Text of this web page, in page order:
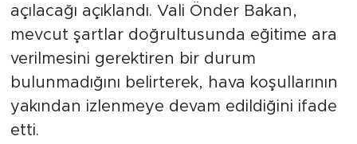
açılacağı açıklandı. Vali Önder Bakan,
mevcut şartlar doğrultusunda eğitime ara
verilmesini gerektiren bir durum
bulunmadığını belirterek, hava koşullarının
yakından izlenmeye devam edildiğini ifade
etti.